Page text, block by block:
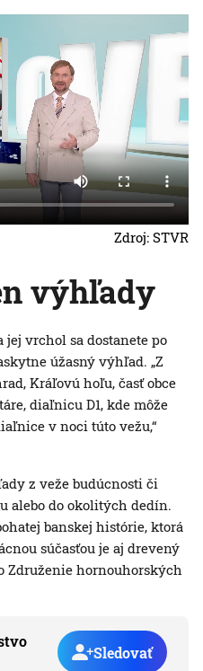
Zdroj: STVR
výhľady
jej vrchol sa dostanete po
úžasný výhľad. „Z
Kráľovú hoľu, časť obce
diaľnicu D1, kde môže
v noci túto vežu,“
z veže budúcnosti či
alebo do okolitých dedín.
banskej histórie, ktorá
súčasťou je aj drevený
Združenie hornouhorských
Sledovať